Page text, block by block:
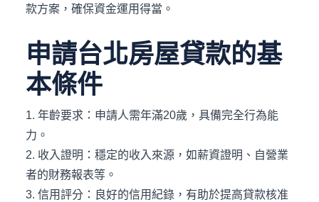
款方案，確保資金運用得當。
申請台北房屋貸款的基
本條件
1. 年齡要求：申請人需年滿20歲，具備完全行為能
力。
2. 收入證明：穩定的收入來源，如薪資證明、自營業
者的財務報表等。
3. 信用評分：良好的信用紀錄，有助於提高貸款核准